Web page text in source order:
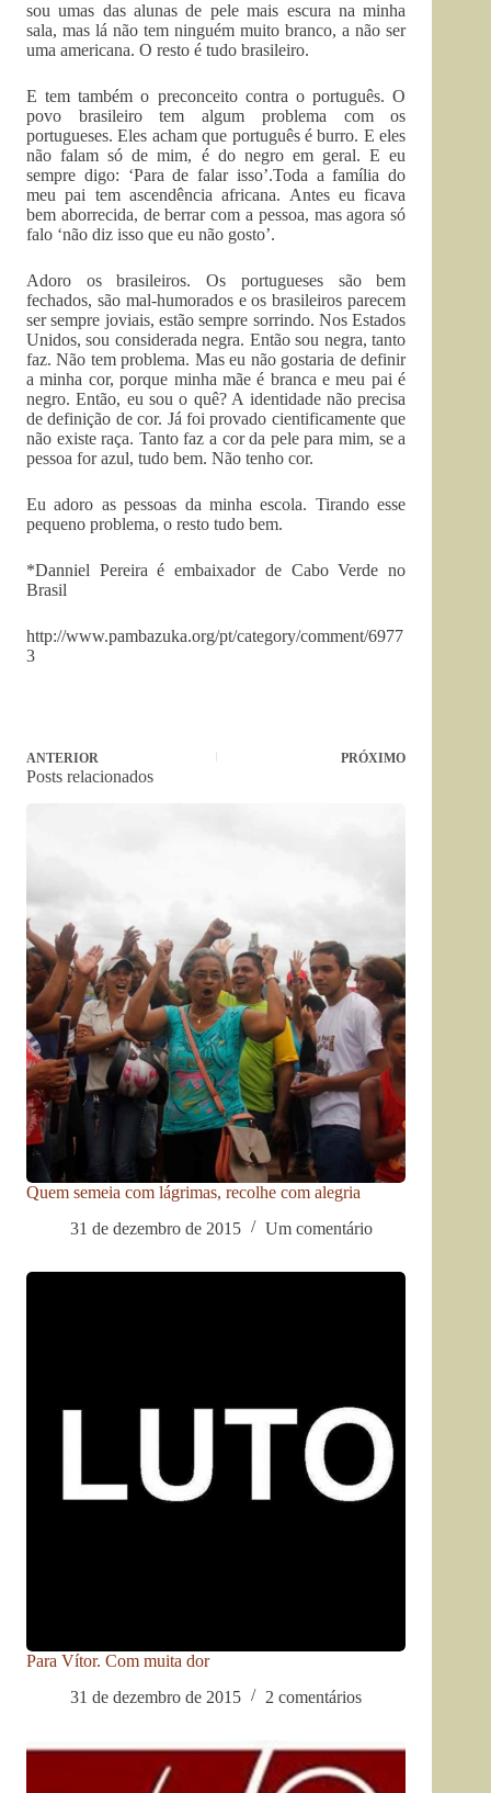
sou umas das alunas de pele mais escura na minha
sala, mas lá não tem ninguém muito branco, a não ser
uma americana. O resto é tudo brasileiro.
E tem também o preconceito contra o português. O
povo brasileiro tem algum problema com os
portugueses. Eles acham que português é burro. E eles
não falam só de mim, é do negro em geral. E eu
sempre digo: ‘Para de falar isso’.Toda a família do
meu pai tem ascendência africana. Antes eu ficava
bem aborrecida, de berrar com a pessoa, mas agora só
falo ‘não diz isso que eu não gosto’.
Adoro os brasileiros. Os portugueses são bem
fechados, são mal-humorados e os brasileiros parecem
ser sempre joviais, estão sempre sorrindo. Nos Estados
Unidos, sou considerada negra. Então sou negra, tanto
faz. Não tem problema. Mas eu não gostaria de definir
a minha cor, porque minha mãe é branca e meu pai é
negro. Então, eu sou o quê? A identidade não precisa
de definição de cor. Já foi provado cientificamente que
não existe raça. Tanto faz a cor da pele para mim, se a
pessoa for azul, tudo bem. Não tenho cor.
Eu adoro as pessoas da minha escola. Tirando esse
pequeno problema, o resto tudo bem.
*Danniel Pereira é embaixador de Cabo Verde no
Brasil
http://www.pambazuka.org/pt/category/comment/6977
3
ANTERIOR PRÓXIMO
Posts relacionados
Quem semeia com lágrimas, recolhe com alegria
31 de dezembro de 2015
Um comentário
Para Vítor. Com muita dor
31 de dezembro de 2015
2 comentários